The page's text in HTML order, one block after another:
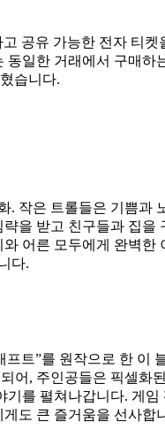
공유 가능한 전자 티켓
동일한 거래에서 구매하
습니다.
. 작은 트롤들은 기쁨과
을 받고 친구들과 집을
어른 모두에게 완벽한
다.
프트”를 원작으로 한 이
어, 주인공들은 픽셀화
기를 펼쳐나갑니다. 게임
도 큰 즐거움을 선사합